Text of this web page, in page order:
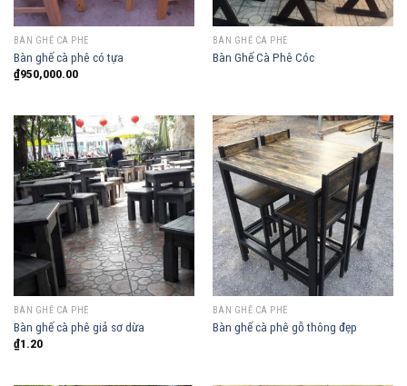
BÀN GHẾ CÀ PHÊ
Bàn ghế cà phê có tựa
₫950,000.00
BÀN GHẾ CÀ PHÊ
Bàn Ghế Cà Phê Cóc
BÀN GHẾ CÀ PHÊ
Bàn ghế cà phê giả sơ dừa
₫1.20
BÀN GHẾ CÀ PHÊ
Bàn ghế cà phê gỗ thông đẹp